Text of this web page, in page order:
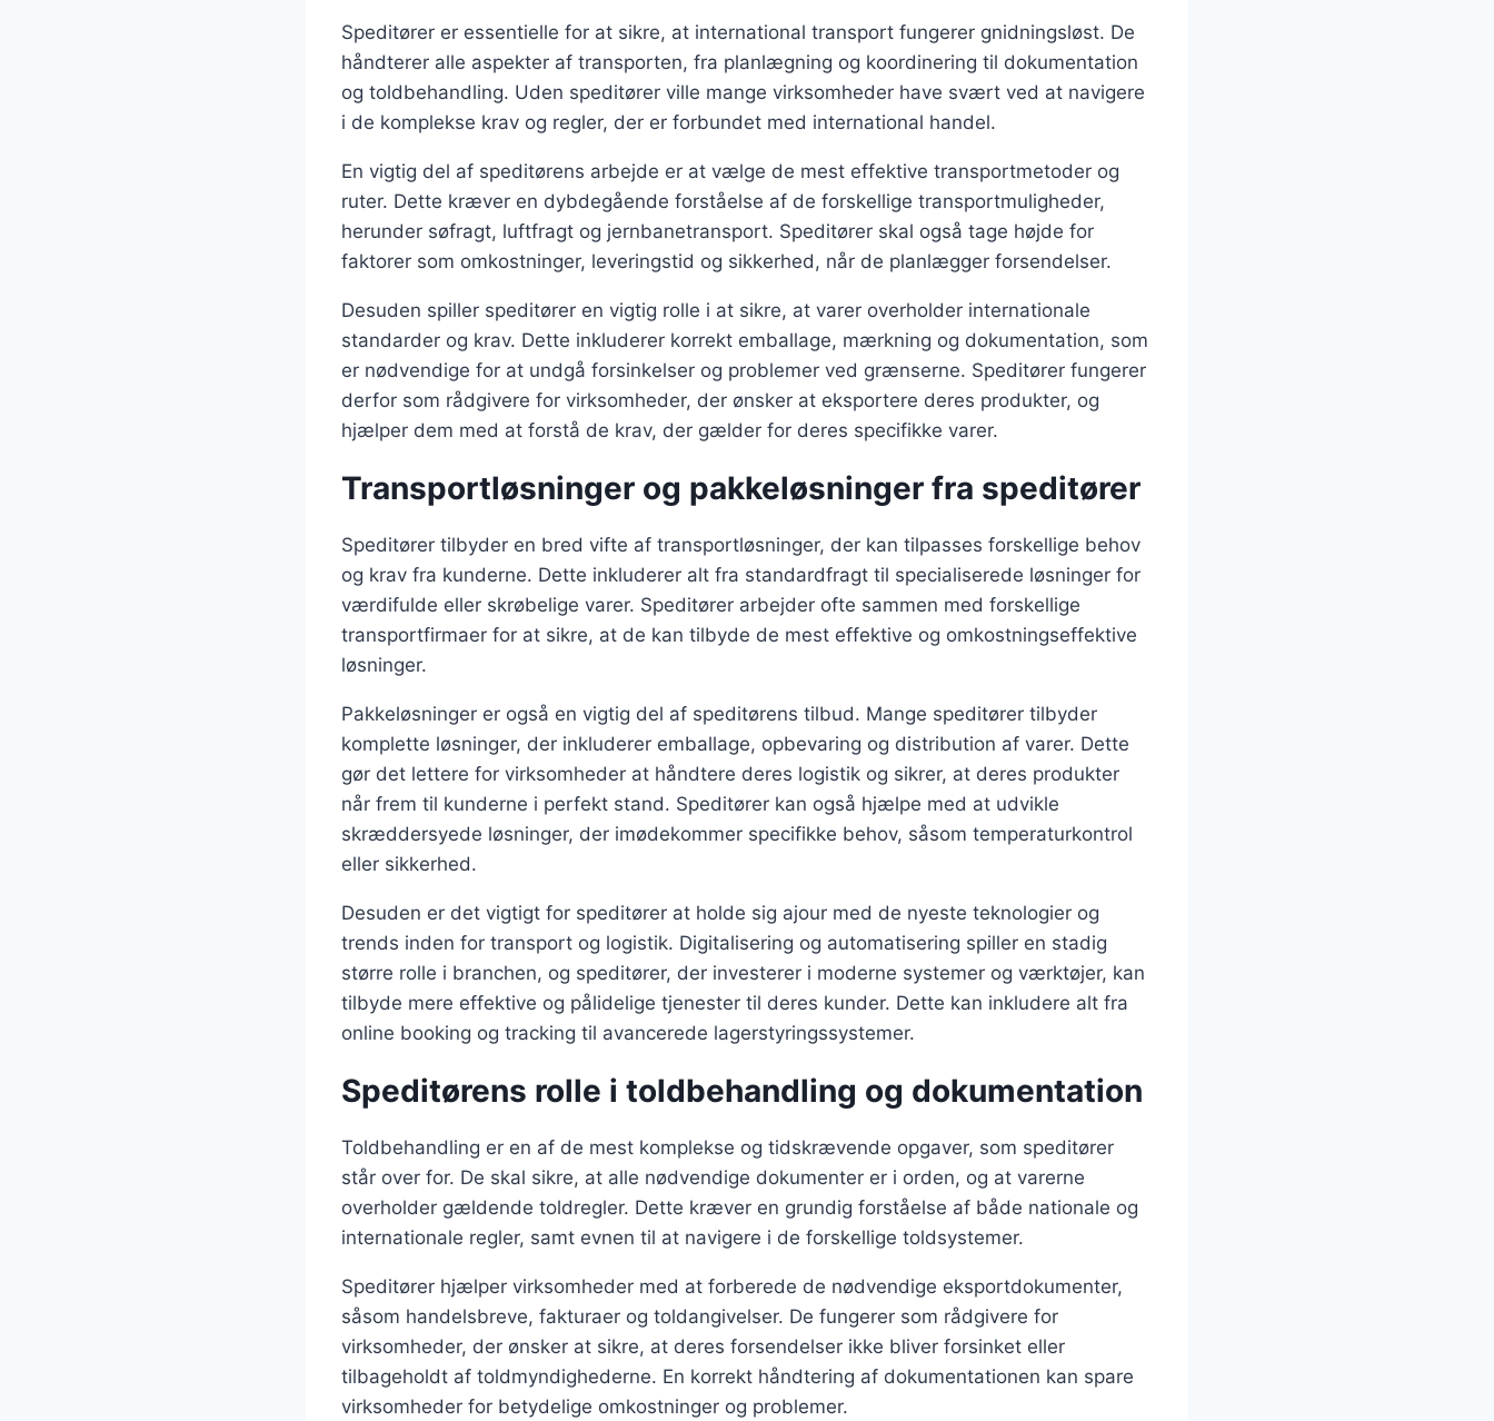
Speditører er essentielle for at sikre, at international transport fungerer gnidningsløst. De
håndterer alle aspekter af transporten, fra planlægning og koordinering til dokumentation
og toldbehandling. Uden speditører ville mange virksomheder have svært ved at navigere
i de komplekse krav og regler, der er forbundet med international handel.
En vigtig del af speditørens arbejde er at vælge de mest effektive transportmetoder og
ruter. Dette kræver en dybdegående forståelse af de forskellige transportmuligheder,
herunder søfragt, luftfragt og jernbanetransport. Speditører skal også tage højde for
faktorer som omkostninger, leveringstid og sikkerhed, når de planlægger forsendelser.
Desuden spiller speditører en vigtig rolle i at sikre, at varer overholder internationale
standarder og krav. Dette inkluderer korrekt emballage, mærkning og dokumentation, som
er nødvendige for at undgå forsinkelser og problemer ved grænserne. Speditører fungerer
derfor som rådgivere for virksomheder, der ønsker at eksportere deres produkter, og
hjælper dem med at forstå de krav, der gælder for deres specifikke varer.
Transportløsninger og pakkeløsninger fra speditører
Speditører tilbyder en bred vifte af transportløsninger, der kan tilpasses forskellige behov
og krav fra kunderne. Dette inkluderer alt fra standardfragt til specialiserede løsninger for
værdifulde eller skrøbelige varer. Speditører arbejder ofte sammen med forskellige
transportfirmaer for at sikre, at de kan tilbyde de mest effektive og omkostningseffektive
løsninger.
Pakkeløsninger er også en vigtig del af speditørens tilbud. Mange speditører tilbyder
komplette løsninger, der inkluderer emballage, opbevaring og distribution af varer. Dette
gør det lettere for virksomheder at håndtere deres logistik og sikrer, at deres produkter
når frem til kunderne i perfekt stand. Speditører kan også hjælpe med at udvikle
skræddersyede løsninger, der imødekommer specifikke behov, såsom temperaturkontrol
eller sikkerhed.
Desuden er det vigtigt for speditører at holde sig ajour med de nyeste teknologier og
trends inden for transport og logistik. Digitalisering og automatisering spiller en stadig
større rolle i branchen, og speditører, der investerer i moderne systemer og værktøjer, kan
tilbyde mere effektive og pålidelige tjenester til deres kunder. Dette kan inkludere alt fra
online booking og tracking til avancerede lagerstyringssystemer.
Speditørens rolle i toldbehandling og dokumentation
Toldbehandling er en af de mest komplekse og tidskrævende opgaver, som speditører
står over for. De skal sikre, at alle nødvendige dokumenter er i orden, og at varerne
overholder gældende toldregler. Dette kræver en grundig forståelse af både nationale og
internationale regler, samt evnen til at navigere i de forskellige toldsystemer.
Speditører hjælper virksomheder med at forberede de nødvendige eksportdokumenter,
såsom handelsbreve, fakturaer og toldangivelser. De fungerer som rådgivere for
virksomheder, der ønsker at sikre, at deres forsendelser ikke bliver forsinket eller
tilbageholdt af toldmyndighederne. En korrekt håndtering af dokumentationen kan spare
virksomheder for betydelige omkostninger og problemer.